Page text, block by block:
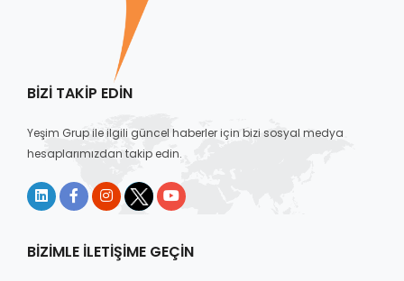
BIZI TAKIP EDIN
Yeşim Grup ile ilgili güncel haberler için bizi sosyal medya
hesaplarımızdan takip edin.
BIZIMLE İLETIŞIME GEÇIN